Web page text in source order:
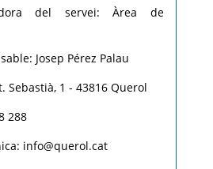
del servei: Àrea de
Josep Pérez Palau
Sebastià, 1 - 43816 Querol
288
info@querol.cat